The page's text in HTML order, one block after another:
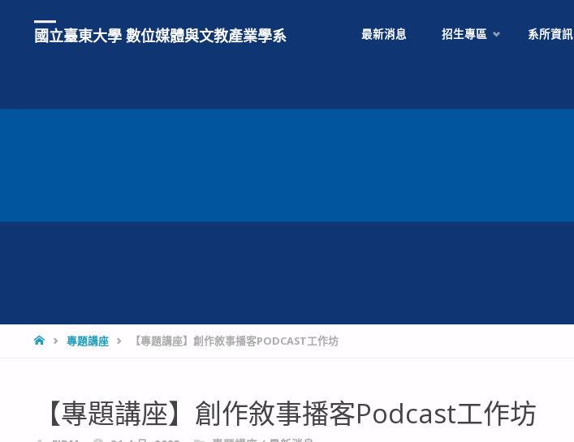
國立臺東大學 數位媒體與文教產業學系 最新消息 招生專區 系所資訊
專題講座 【專題講座】創作敘事播客PODCAST工作坊
【專題講座】創作敘事播客Podcast工作坊